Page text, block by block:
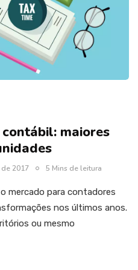
maiores
2017 5 Mins de leitura
mercado para contadores
nos últimos anos.
ou mesmo